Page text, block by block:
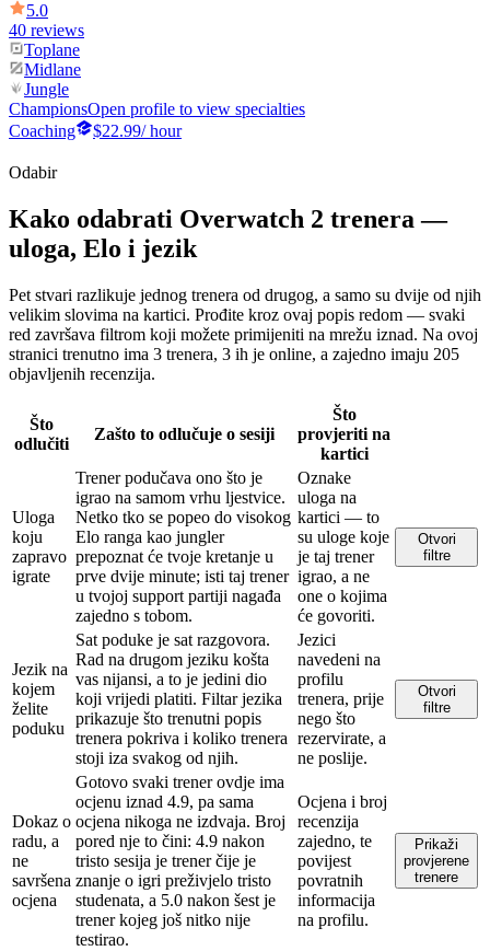
5.0
40 reviews
Toplane
Midlane
Jungle
ChampionsOpen profile to view specialties
Coaching
$22.99/ hour
Odabir
Kako odabrati Overwatch 2 trenera —
uloga, Elo i jezik
Pet stvari razlikuje jednog trenera od drugog, a samo su dvije od njih
velikim slovima na kartici. Prođite kroz ovaj popis redom — svaki
red završava filtrom koji možete primijeniti na mrežu iznad. Na ovoj
stranici trenutno ima 3 trenera, 3 ih je online, a zajedno imaju 205
objavljenih recenzija.
Što
odlučiti
Zašto to odlučuje o sesiji
Što
provjeriti na
kartici
Uloga
koju
zapravo
igrate
Trener podučava ono što je
igrao na samom vrhu ljestvice.
Netko tko se popeo do visokog
Elo ranga kao jungler
prepoznat će tvoje kretanje u
prve dvije minute; isti taj trener
u tvojoj support partiji nagađa
zajedno s tobom.
Oznake
uloga na
kartici — to
su uloge koje
je taj trener
igrao, a ne
one o kojima
će govoriti.
Otvori
filtre
Jezik na
kojem
želite
poduku
Sat poduke je sat razgovora.
Rad na drugom jeziku košta
vas nijansi, a to je jedini dio
koji vrijedi platiti. Filtar jezika
prikazuje što trenutni popis
trenera pokriva i koliko trenera
stoji iza svakog od njih.
Jezici
navedeni na
profilu
trenera, prije
nego što
rezervirate, a
ne poslije.
Otvori
filtre
Dokaz o
radu, a
ne
savršena
ocjena
Gotovo svaki trener ovdje ima
ocjenu iznad 4.9, pa sama
ocjena nikoga ne izdvaja. Broj
pored nje to čini: 4.9 nakon
tristo sesija je trener čije je
znanje o igri preživjelo tristo
studenata, a 5.0 nakon šest je
trener kojeg još nitko nije
testirao.
Ocjena i broj
recenzija
zajedno, te
povijest
povratnih
informacija
na profilu.
Prikaži
provjerene
trenere